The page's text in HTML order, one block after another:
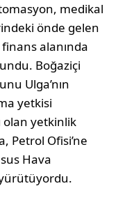
medikal
önde gelen
alanında
Boğaziçi
Ulga’nın
yetkisi
olan yetkinlik
Petrol Ofisi’ne
Hava
yürütüyordu.